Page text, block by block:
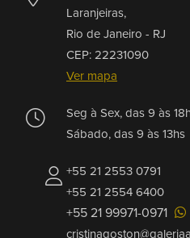
Laranjeiras,
Rio de Janeiro - RJ
CEP: 22231090
Ver mapa
Seg à Sex, das 9 às
Sábado, das 9 às 13hs
+55 21 2553 0791
+55 21 2554 6400
+55 21 99971-0971